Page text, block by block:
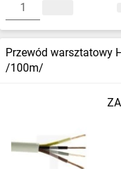
Przewód warsztatowy
/100m/